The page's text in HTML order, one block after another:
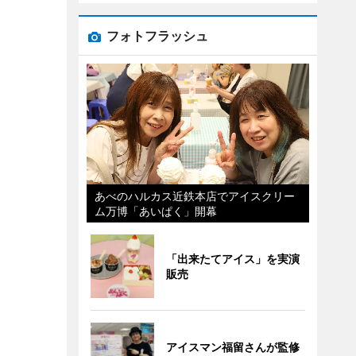
フォトフラッシュ
あべのハルカス近鉄本店でアイスクリー
ム万博「あいぱく」開幕
「出来たてアイス」を実演
販売
アイスマン福留さんが監修